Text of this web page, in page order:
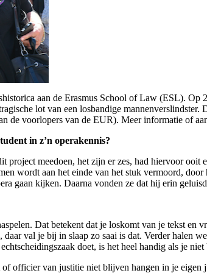
aan de Erasmus School of Law (ESL). Op
lot van een losbandige
de voorlopers van de EUR). Meer informatie of
in z’n operakennis?
project meedoen, het zijn er zes, had hiervoor
wordt aan het einde van het stuk vermoord,
gaan kijken. Daarna vonden ze dat hij erin
Dat betekent dat je loskomt van je tekst
daar val je bij in slaap zo saai is dat. Verder halen
doet, is het heel handig als je
of officier van justitie niet blijven hangen in je eigen